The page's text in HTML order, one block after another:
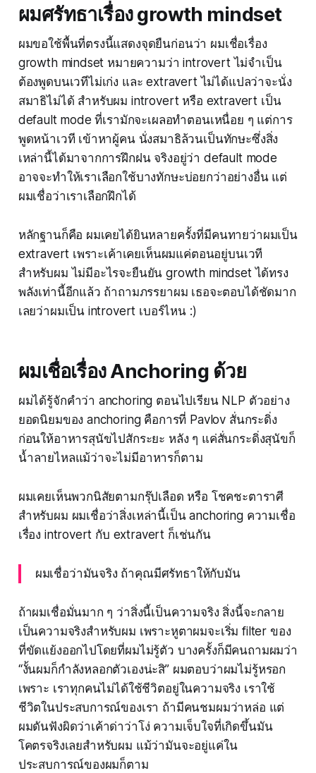
ผมศรัทธาเรื่อง growth mindset
ผมขอใช้พื้นที่ตรงนี้แสดงจุดยืนก่อนว่า ผมเชื่อเรื่อง
growth mindset หมายความว่า introvert ไม่จำเป็น
ต้องพูดบนเวทีไม่เก่ง และ extravert ไม่ได้แปลว่าจะนั่ง
สมาธิไม่ได้ สำหรับผม introvert หรือ extravert เป็น
default mode ที่เรามักจะเผลอทำตอนเหนื่อย ๆ แต่การ
พูดหน้าเวที เข้าหาผู้คน นั่งสมาธิล้วนเป็นทักษะซึ่งสิ่ง
เหล่านี้ได้มาจากการฝึกฝน จริงอยู่ว่า default mode
อาจจะทำให้เราเลือกใช้บางทักษะบ่อยกว่าอย่างอื่น แต่
ผมเชื่อว่าเราเลือกฝึกได้
หลักฐานก็คือ ผมเคยได้ยินหลายครั้งที่มีคนทายว่าผมเป็น
extravert เพราะเค้าเคยเห็นผมแค่ตอนอยู่บนเวที
สำหรับผม ไม่มีอะไรจะยืนยัน growth mindset ได้ทรง
พลังเท่านี้อีกแล้ว ถ้าถามภรรยาผม เธอจะตอบได้ชัดมาก
เลยว่าผมเป็น introvert เบอร์ไหน :)
ผมเชื่อเรื่อง Anchoring ด้วย
ผมได้รู้จักคำว่า anchoring ตอนไปเรียน NLP ตัวอย่าง
ยอดนิยมของ anchoring คือการที่ Pavlov สั่นกระดิ่ง
ก่อนให้อาหารสุนัขไปสักระยะ หลัง ๆ แค่สั่นกระดิ่งสุนัขก็
น้ำลายไหลแม้ว่าจะไม่มีอาหารก็ตาม
ผมเคยเห็นพวกนิสัยตามกรุ๊ปเลือด หรือ โชคชะตาราศี
สำหรับผม ผมเชื่อว่าสิ่งเหล่านี้เป็น anchoring ความเชื่อ
เรื่อง introvert กับ extravert ก็เช่นกัน
ผมเชื่อว่ามันจริง ถ้าคุณมีศรัทธาให้กับมัน
ถ้าผมเชื่อมั่นมาก ๆ ว่าสิ่งนี้เป็นความจริง สิ่งนี้จะกลาย
เป็นความจริงสำหรับผม เพราะหูตาผมจะเริ่ม filter ของ
ที่ขัดแย้งออกไปโดยที่ผมไม่รู้ตัว บางครั้งก็มีคนถามผมว่า
“งั้นผมก็กำลังหลอกตัวเองน่ะสิ” ผมตอบว่าผมไม่รู้หรอก
เพราะ เราทุกคนไม่ได้ใช้ชีวิตอยู่ในความจริง เราใช้
ชีวิตในประสบการณ์ของเรา ถ้ามีคนชมผมว่าหล่อ แต่
ผมดันฟังผิดว่าเค้าด่าว่าโง่ ความเจ็บใจที่เกิดขึ้นมัน
โคตรจริงเลยสำหรับผม แม้ว่ามันจะอยู่แค่ใน
ประสบการณ์ของผมก็ตาม